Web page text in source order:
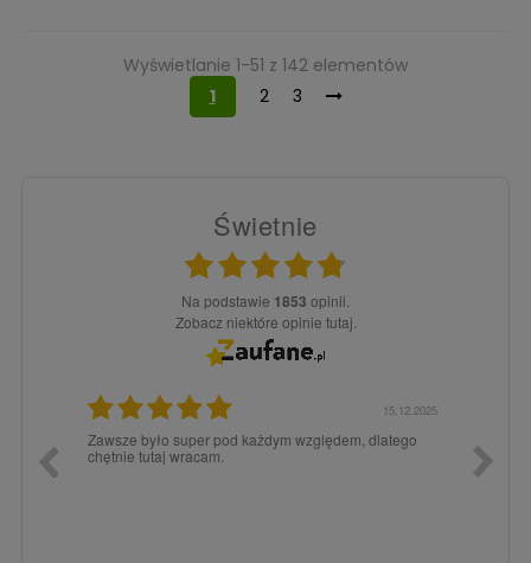
Wyświetlanie 1-51 z 142 elementów
1
2 3
Świetnie
Na podstawie 1853 opinii.
Zobacz niektóre opinie tutaj.
15.12.2025
Zawsze było super pod każdym względem, dlatego
chętnie tutaj wracam.